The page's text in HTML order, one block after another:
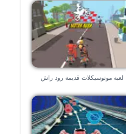
لعبة موتوسيكلات قديمة رود راش